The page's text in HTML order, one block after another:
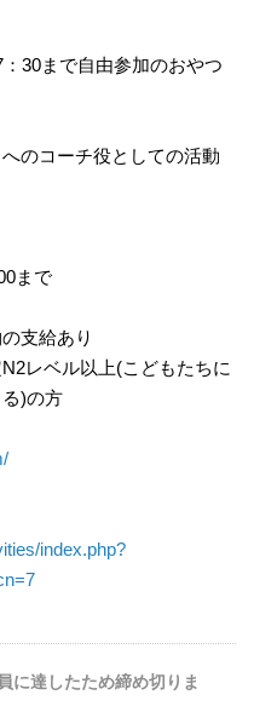
：30まで自由参加のおやつ
のコーチ役としての活動
）17：00まで
支給あり
ベル以上(こどもたちに
)の方
index.php?
達したため締め切りま